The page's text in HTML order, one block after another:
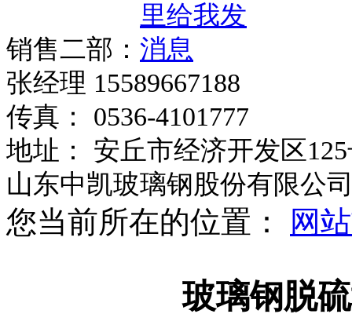
销售二部：
张经理 15589667188
传真： 0536-4101777
地址： 安丘市经济开发区
山东中凯玻璃钢股份有限公
您当前所在的位置： 网
玻璃钢脱